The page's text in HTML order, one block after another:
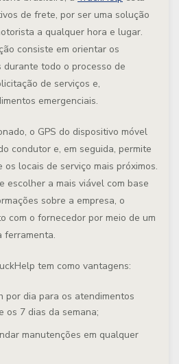
de frete, por ser uma solução
a qualquer hora e lugar.
consiste em orientar os
durante todo o processo de
de serviços e,
emergenciais.
o GPS do dispositivo móvel
condutor e, em seguida, permite
locais de serviço mais próximos.
escolher a mais viável com base
sobre a empresa, o
com o fornecedor por meio de um
ferramenta.
tem como vantagens:
por dia para os atendimentos
os 7 dias da semana;
manutenções em qualquer